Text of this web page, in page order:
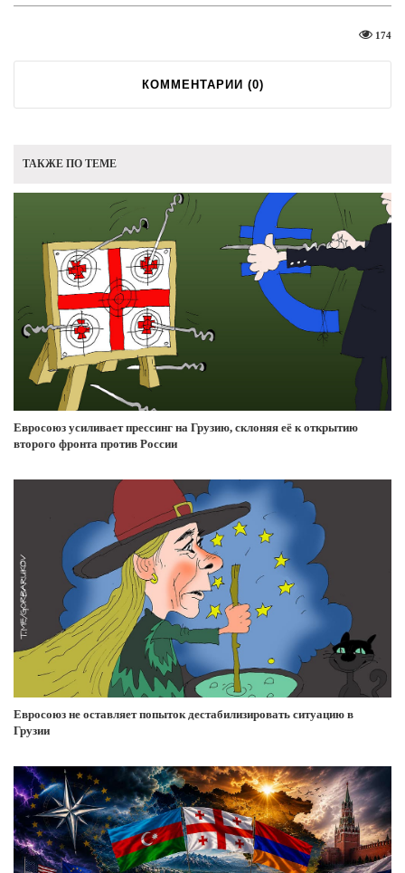
174
КОММЕНТАРИИ (0)
ТАКЖЕ ПО ТЕМЕ
Евросоюз усиливает прессинг на Грузию, склоняя её к открытию
второго фронта против России
Евросоюз не оставляет попыток дестабилизировать ситуацию в
Грузии